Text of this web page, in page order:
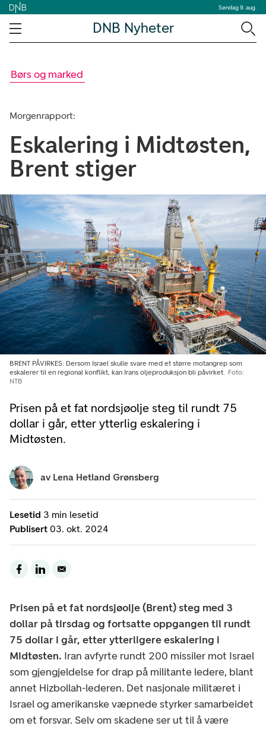
Søndag 9. aug.
DNB Nyheter
Børs og marked
Morgenrapport:
Eskalering i Midtøsten,
Brent stiger
Prisen på et fat nordsjøolje steg til rundt 75
dollar i går, etter ytterlig eskalering i
Midtøsten.
BRENT PÅVIRKES: Dersom Israel skulle svare med et større motangrep som
eskalerer til en regional konflikt, kan Irans oljeproduksjon bli påvirket.
Foto:
NTB
Lesetid 3 min lesetid
Publisert 03. okt. 2024
av Lena Hetland Grønsberg
Prisen på et fat nordsjøolje (Brent) steg med 3
dollar på tirsdag og fortsatte oppgangen til rundt
75 dollar i går, etter ytterligere eskalering i
Midtøsten. Iran avfyrte rundt 200 missiler mot Israel
som gjengjeldelse for drap på militante ledere, blant
annet Hizbollah-lederen. Det nasjonale militæret i
Israel og amerikanske væpnede styrker samarbeidet
om et forsvar. Selv om skadene ser ut til å være